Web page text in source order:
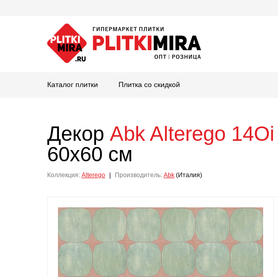
Каталог плитки Плитка со скидкой
Декор Abk Alterego
60x60 см
Коллекция: Alterego Производитель: Abk (Италия)